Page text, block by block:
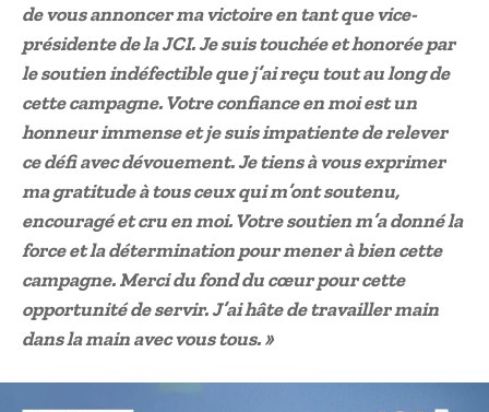
de vous annoncer ma victoire en tant que vice-
présidente de la JCI. Je suis touchée et honorée par
le soutien indéfectible que j’ai reçu tout au long de
cette campagne. Votre confiance en moi est un
honneur immense et je suis impatiente de relever
ce défi avec dévouement. Je tiens à vous exprimer
ma gratitude à tous ceux qui m’ont soutenu,
encouragé et cru en moi. Votre soutien m’a donné la
force et la détermination pour mener à bien cette
campagne. Merci du fond du cœur pour cette
opportunité de servir. J’ai hâte de travailler main
dans la main avec vous tous. »